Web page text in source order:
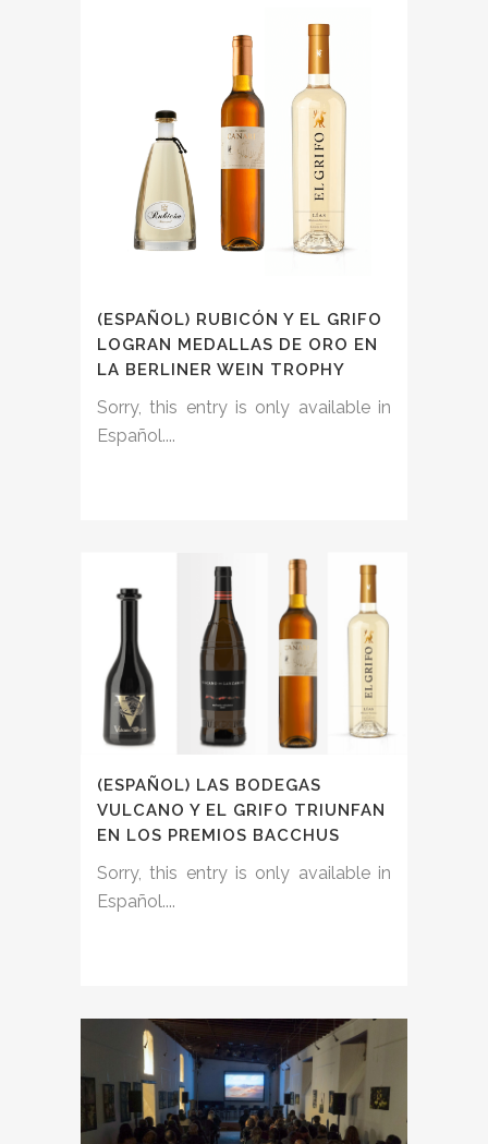
(ESPAÑOL) RUBICÓN Y EL GRIFO
LOGRAN MEDALLAS DE ORO EN
LA BERLINER WEIN TROPHY
Sorry, this entry is only available in
Español....
(ESPAÑOL) LAS BODEGAS
VULCANO Y EL GRIFO TRIUNFAN
EN LOS PREMIOS BACCHUS
Sorry, this entry is only available in
Español....